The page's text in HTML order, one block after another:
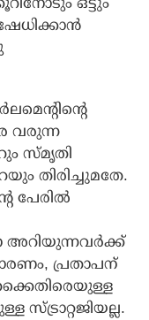
വരുന്ന
സ്മൃതി
തിരിച്ചുമതേ.
പേരില്‍
അറിയുന്നവര്‍ക്ക്
പ്രതാപന്
സ്ട്രാറ്റജിയല്ല.